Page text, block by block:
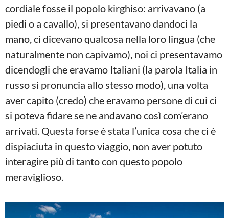
cordiale fosse il popolo kirghiso: arrivavano (a
piedi o a cavallo), si presentavano dandoci la
mano, ci dicevano qualcosa nella loro lingua (che
naturalmente non capivamo), noi ci presentavamo
dicendogli che eravamo Italiani (la parola Italia in
russo si pronuncia allo stesso modo), una volta
aver capito (credo) che eravamo persone di cui ci
si poteva fidare se ne andavano così com’erano
arrivati. Questa forse è stata l’unica cosa che ci è
dispiaciuta in questo viaggio, non aver potuto
interagire più di tanto con questo popolo
meraviglioso.